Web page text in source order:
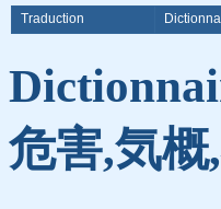
Traduction
危害,気